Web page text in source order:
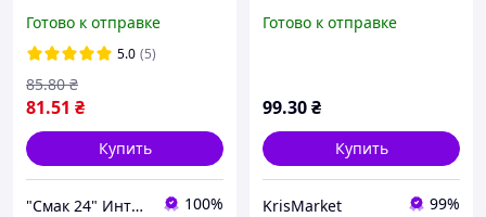
Голландия
Готово к отправке
5.0 (5)
81.51 ₴
85.80 ₴
Купить
"Смак 24" Интернет-магазин 100%
Готово к отправке
99.30₴
Купить
KrisMarket 99%